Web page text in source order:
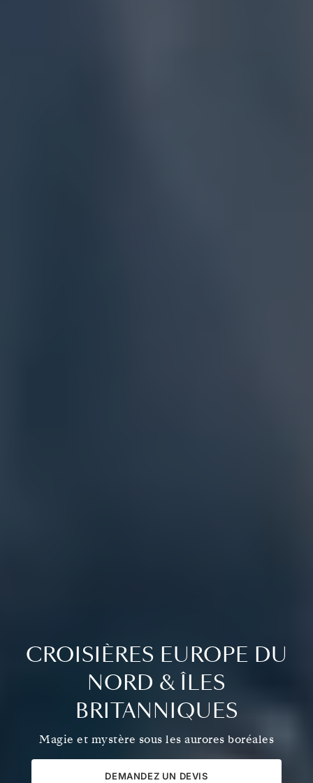
CROISIÈRES EUROPE DU
NORD & ÎLES
BRITANNIQUES
Magie et mystère sous les aurores boréales
DEMANDEZ UN DEVIS